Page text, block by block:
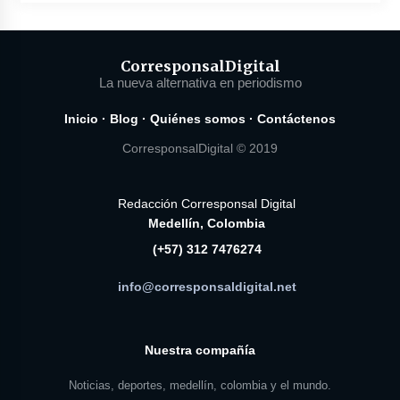
CorresponsalDigital
La nueva alternativa en periodismo
Inicio · Blog · Quiénes somos · Contáctenos
CorresponsalDigital © 2019
Redacción Corresponsal Digital
Medellín, Colombia
(+57) 312 7476274
info@corresponsaldigital.net
Nuestra compañía
Noticias, deportes, medellín, colombia y el mundo.